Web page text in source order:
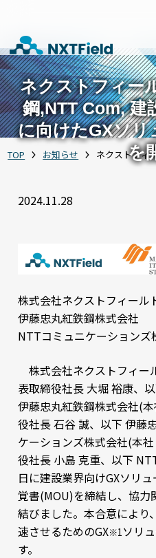
ネクストフィー
鋼,NTT Com, 建
に向けたGXソリ
を
TOP お知らせ ネクストフィ
2024.11.28
株式会社ネクストフィール
伊藤忠丸紅鉄鋼株式会社
NTTコミュニケーションズ
株式会社ネクストフィー
表取締役社長 大堀 裕康、
伊藤忠丸紅鉄鋼株式会社(
役社長 石谷 誠、以下 伊藤
ケーションズ株式会社(本
役社長 小島 克重、以下
日に建設業界向けGXソリ
覚書(MOU)を締結し、協
結びました。本合意により
速させるためのGX※1ソリ
す。